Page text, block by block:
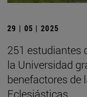
29 | 05 | 2025
251 estudiantes
la Universidad
benefactores de
Eclesiásticas